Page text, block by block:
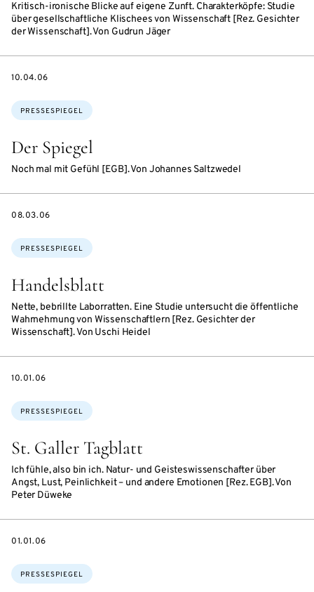
Kritisch-ironische Blicke auf eigene Zunft. Charakterköpfe: Studie
über gesellschaftliche Klischees von Wissenschaft [Rez. Gesichter
der Wissenschaft]. Von Gudrun Jäger
Der Spiegel
Noch mal mit Gefühl [EGB]. Von Johannes Saltzwedel
Themen:
PRESSESPIEGEL
DATE
10.04.06
Handelsblatt
Nette, bebrillte Laborratten. Eine Studie untersucht die öffentliche
Wahrnehmung von Wissenschaftlern [Rez. Gesichter der
Wissenschaft]. Von Uschi Heidel
Themen:
PRESSESPIEGEL
DATE
08.03.06
St. Galler Tagblatt
Ich fühle, also bin ich. Natur- und Geisteswissenschafter über
Angst, Lust, Peinlichkeit – und andere Emotionen [Rez. EGB]. Von
Peter Düweke
Themen:
PRESSESPIEGEL
DATE
10.01.06
Themen:
PRESSESPIEGEL
DATE
01.01.06